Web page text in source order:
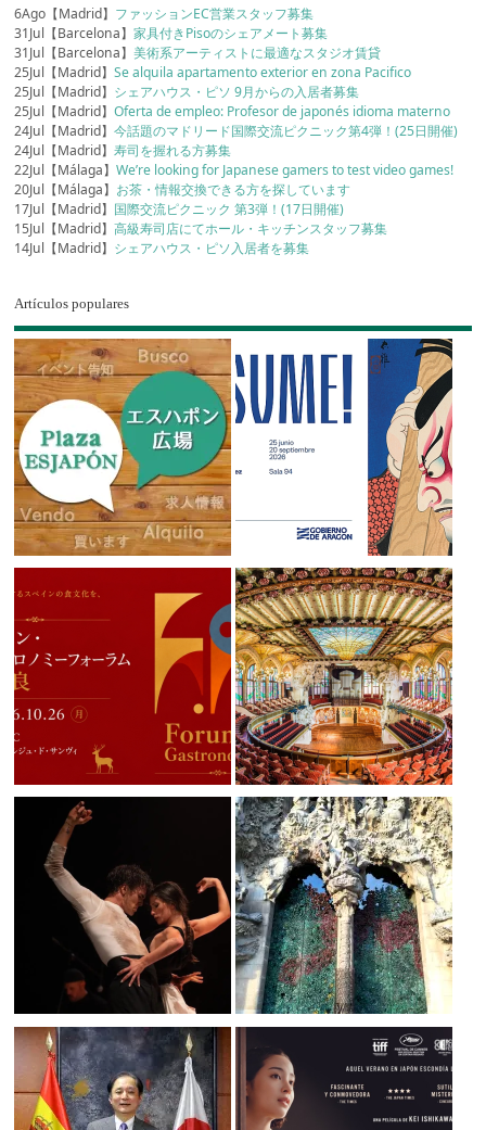
6Ago【Madrid】 ファッションEC営業スタッフ募集
31Jul【Barcelona】家具付きPisoのシェアメート募集
31Jul【Barcelona】美術系アーティストに最適なスタジオ賃貸
25Jul【Madrid】Se alquila apartamento exterior en zona Pacifico
25Jul【Madrid】 シェアハウス・ピソ 9月からの入居者募集
25Jul【Madrid】Oferta de empleo: Profesor de japonés idioma materno
24Jul【Madrid】今話題のマドリード国際交流ピクニック第4弾！(25日開催)
24Jul【Madrid】寿司を握れる方募集
22Jul【Málaga】We’re looking for Japanese gamers to test video games!
20Jul【Málaga】 お茶・情報交換できる方を探しています
17Jul【Madrid】 国際交流ピクニック 第3弾！(17日開催)
15Jul【Madrid】高級寿司店にてホール・キッチンスタッフ募集
14Jul【Madrid】 シェアハウス・ピソ入居者を募集
Artículos populares